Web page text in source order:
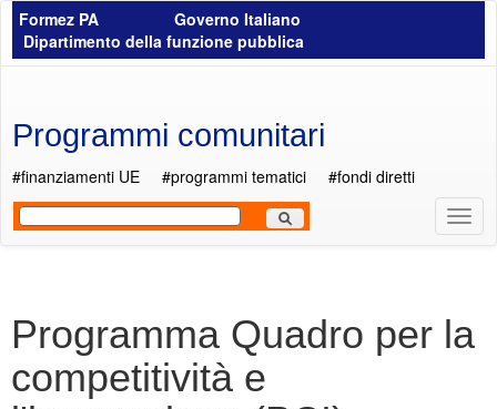
Salta al contenuto principale
Formez PA
Governo Italiano
Dipartimento della funzione pubblica
Programmi comunitari
#finanziamenti UE #programmi tematici
#fondi diretti
Menù
Programma Quadro per la
competitività e